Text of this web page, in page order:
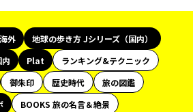
外
地球の歩き方 Jシリーズ（国内）
Plat
ランキング&テクニック
御朱印 歴史時代
旅の図鑑
BOOKS 旅の名言＆絶景